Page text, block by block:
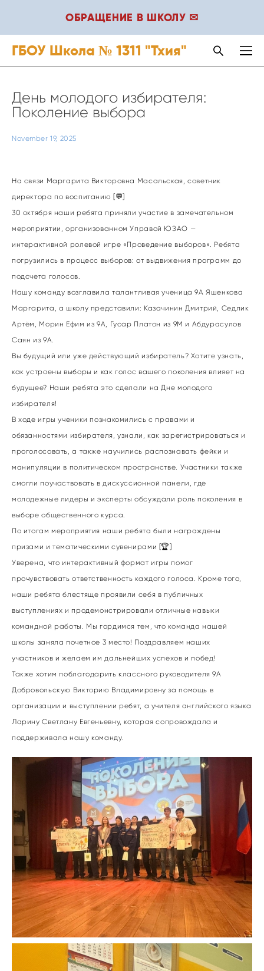
ОБРАЩЕНИЕ В ШКОЛУ ✉
ГБОУ Школа № 1311 "Тхия"
November 19, 2025
День молодого избирателя:
Поколение выбора
На связи Маргарита Викторовна Масальская, советник
директора по воспитанию [💬]
30 октября наши ребята приняли участие в замечательном
мероприятии, организованном Управой ЮЗАО —
интерактивной ролевой игре «Проведение выборов». Ребята
погрузились в процесс выборов: от выдвижения программ до
подсчета голосов.
Нашу команду возглавила талантливая ученица 9А Яшенкова
Маргарита, а школу представили: Казачинин Дмитрий, Седлик
Артём, Морин Ефим из 9А, Гусар Платон из 9М и Абдурасулов
Саян из 9А.
Вы будущий или уже действующий избиратель? Хотите узнать,
как устроены выборы и как голос вашего поколения влияет на
будущее? Наши ребята это сделали на Дне молодого
избирателя!
В ходе игры ученики познакомились с правами и
обязанностями избирателя, узнали, как зарегистрироваться и
проголосовать, а также научились распознавать фейки и
манипуляции в политическом пространстве. Участники также
смогли поучаствовать в дискуссионной панели, где
молодежные лидеры и эксперты обсуждали роль поколения в
выборе общественного курса.
По итогам мероприятия наши ребята были награждены
призами и тематическими сувенирами [🏆]
Уверена, что интерактивный формат игры помог
прочувствовать ответственность каждого голоса. Кроме того,
наши ребята блестяще проявили себя в публичных
выступлениях и продемонстрировали отличные навыки
командной работы. Мы гордимся тем, что команда нашей
школы заняла почетное 3 место! Поздравляем наших
участников и желаем им дальнейших успехов и побед!
Также хотим поблагодарить классного руководителя 9А
Добровольскую Викторию Владимировну за помощь в
организации и выступлении ребят, а учителя английского языка
Ларину Светлану Евгеньевну, которая сопровождала и
поддерживала нашу команду.